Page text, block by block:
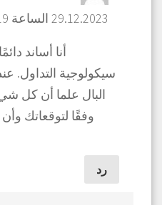
29.12.2023 الساعة 22:19
أنا أساند
سيكولوجية التداول.
البال علما أن كل
وفقًا لتوقعاتك
رد